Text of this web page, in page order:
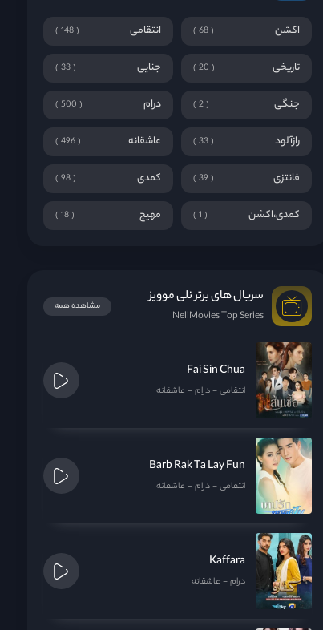
اکشن 68 انتقامی 148
تاریخی 20 جنایی 33
جنگی 2 درام 500
رازآلود 33 عاشقانه 496
فانتزی 39 کمدی 98
کمدی،اکشن 1 مهیج 18
سریال های برتر نلی موویز
NeliMovies Top Series
مشاهده همه
Fai Sin Chua
انتقامی درام عاشقانه
Barb Rak Ta Lay Fun
انتقامی درام عاشقانه
Kaffara
درام عاشقانه